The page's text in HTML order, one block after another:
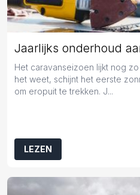
Het caravanseizoen lijkt nog
het weet, schijnt het eerste
om eropuit te trekken. J...
LEZEN